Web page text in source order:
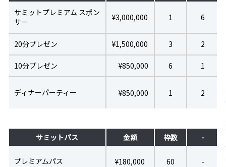
サミットプレミアム スポン
サー
¥3,000,000 1 6
20分プレゼン ¥1,500,000 3 2
10分プレゼン ¥850,000 6 1
ディナーパーティー ¥850,000 1 2
サミットパス 金額 枠数 -
プレミアムパス ¥180,000 60 -